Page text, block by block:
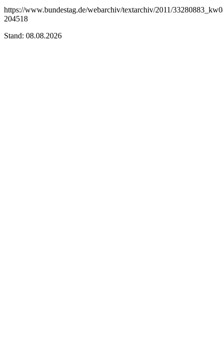
https://www.bundestag.de/webarchiv/textarchiv/2011/
204518
Stand: 08.08.2026